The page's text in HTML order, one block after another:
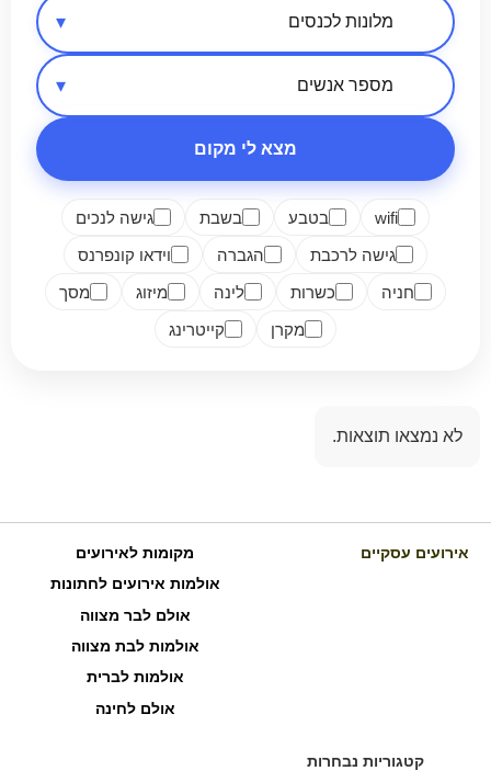
אזור בארץ
סיווג מקום
מספר אנשים
מצא לי מקום
wifi בטבע בשבת
גישה לנכים
גישה לרכבת
הגברה
וידאו קונפרנס
חניה
כשרות לינה מיזוג
מסך
מקרן
קייטרינג
לא נמצאו תוצאות.
אירועים עסקיים
מקומות לאירועים
אולמות אירועים לחתונות
אולם לבר מצווה
אולמות לבת מצווה
אולמות לברית
אולם לחינה
קטגוריות נבחרות